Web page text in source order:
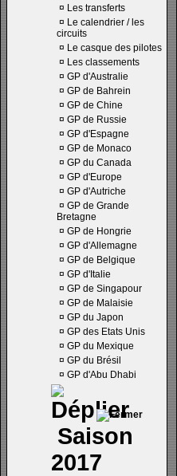
¤ Les transferts
¤ Le calendrier / les
circuits
¤ Le casque des pilotes
¤ Les classements
¤ GP d'Australie
¤ GP de Bahrein
¤ GP de Chine
¤ GP de Russie
¤ GP d'Espagne
¤ GP de Monaco
¤ GP du Canada
¤ GP d'Europe
¤ GP d'Autriche
¤ GP de Grande
Bretagne
¤ GP de Hongrie
¤ GP d'Allemagne
¤ GP de Belgique
¤ GP d'Italie
¤ GP de Singapour
¤ GP de Malaisie
¤ GP du Japon
¤ GP des Etats Unis
¤ GP du Mexique
¤ GP du Brésil
¤ GP d'Abu Dhabi
Saison
2017